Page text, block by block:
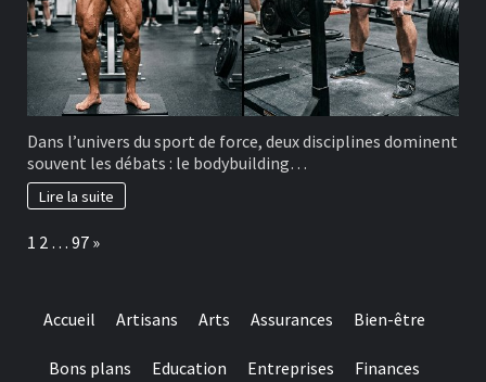
Dans l’univers du sport de force, deux disciplines dominent
souvent les débats : le bodybuilding…
Lire la suite
Page:
1 2 … 97 Next
»
Accueil Artisans Arts Assurances Bien-être
Bons plans Education Entreprises Finances